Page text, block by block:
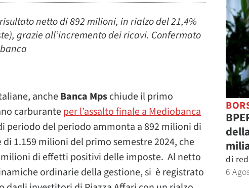
netto di 892 milioni, in rialzo del 21,4%
grazie all’incremento dei ricavi. Confermato
ancheBanca Mpschiude il primo
carburanteper l’assalto finale a Mediobanca
periodo del periodo ammonta a 892 milioni di
1.159 milioni del primo semestre 2024, che
di effetti positivi delle imposte. Al netto
ordinarie della gestione, si è registrato
di
6